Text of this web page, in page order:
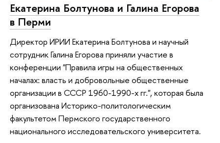
Екатерина Болтунова и Галина Егорова
в Перми
Директор ИРИИ Екатерина Болтунова и научный
сотрудник Галина Егорова приняли участие в
конференции "Правила игры на общественных
началах: власть и добровольные общественные
организации в СССР 1960-1990-х гг.", которая была
организована Историко-политологическим
факультетом Пермского государственного
национального исследовательского университета.